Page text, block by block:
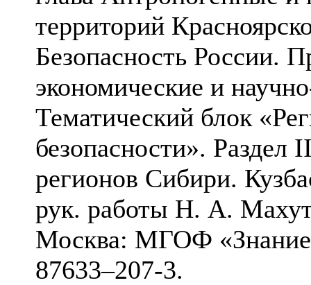
территорий
Безопасность России.
экономические и
Тематический блок
безопасности». Раздел
регионов Сибири.
рук. работы Н. А.
Москва: МГОФ
87633–207-3.